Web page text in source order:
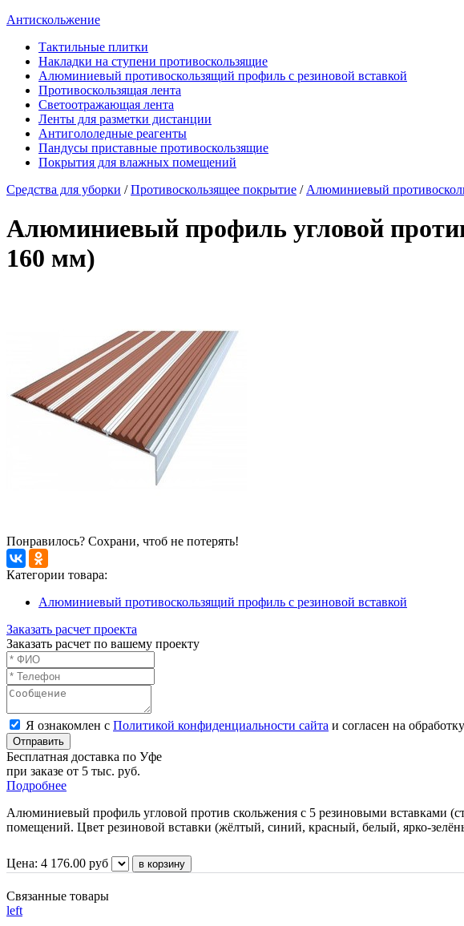
Антискольжение
Тактильные плитки
Накладки на ступени противоскользящие
Алюминиевый противоскользящий профиль с резиновой вставкой
Противоскользящая лента
Cветоотражающая лента
Ленты для разметки дистанции
Антигололедные реагенты
Пандусы приставные противоскользящие
Покрытия для влажных помещений
Средства для уборки /Противоскользящее покрытие / Алюминиевый
Алюминиевый профиль угловой
160 мм)
Понравилось? Сохрани, чтоб не потерять!
Категории товара:
Алюминиевый противоскользящий профиль с резиновой вставкой
Заказать расчет проекта
Заказать расчет по вашему проекту
Я ознакомлен с Политикой конфиденциальности сайта и согласен на
Отправить
Бесплатная доставка по Уфе
при заказе от 5 тыс. руб.
Подробнее
Алюминиевый профиль угловой против скольжения с 5 резиновыми вставками
помещений. Цвет резиновой вставки (жёлтый, синий, красный, белый, ярко-
Цена: 4 176.00 руб
Связанные товары
left